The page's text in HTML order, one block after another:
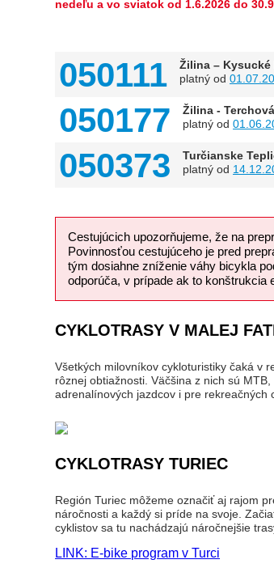
nedeľu a vo sviatok od 1.6.2026 do
050111
Žilina – Kysucké
platný od
050177
Žilina -
platný od
050373
Turčianske
platný od
Cestujúcich upozorňujeme, že na
Povinnosťou cestujúceho je pred
tým dosiahne zníženie váhy bicykla
odporúča, v prípade ak to konštrukcia
CYKLOTRASY V MALEJ
Všetkých milovníkov cykloturistiky čaká v
rôznej obtiažnosti. Väčšina z nich sú
adrenalínových jazdcov i pre rekreačných
CYKLOTRASY TURIEC
Región Turiec môžeme označiť aj rajom
náročnosti a každý si príde na svoje.
cyklistov sa tu nachádzajú náročnejšie
LINK: E-bike program v Turci